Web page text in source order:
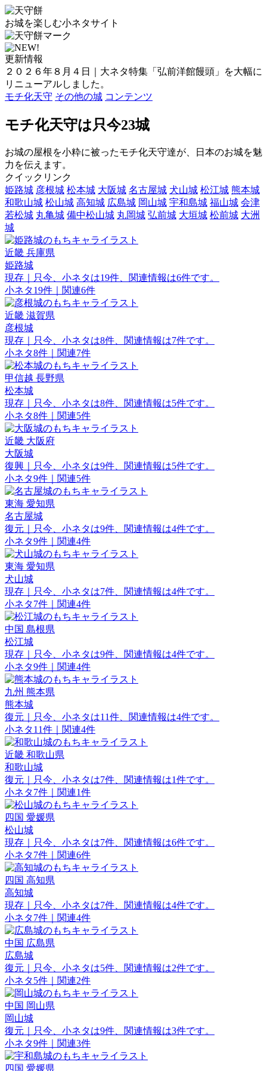
お城を楽しむ小ネタサイト
更新情報
２０２６年８月４日｜大ネタ特集「弘前洋館饅頭」を大幅に
リニューアルしました。
モチ化天守 その他の城 コンテンツ
モチ化天守は只今23城
お城の屋根を小粋に被ったモチ化天守達が、日本のお城を魅
力を伝えます。
クイックリンク
姫路城 彦根城 松本城 大阪城 名古屋城 犬山城 松江城 熊本城
和歌山城 松山城 高知城 広島城 岡山城 宇和島城 福山城 会津
若松城 丸亀城 備中松山城 丸岡城 弘前城 大垣城 松前城 大洲
城
近畿 兵庫県
姫路城
現存｜只今、小ネタは19件、関連情報は6件です。
小ネタ19件｜関連6件
近畿 滋賀県
彦根城
現存｜只今、小ネタは8件、関連情報は7件です。
小ネタ8件｜関連7件
甲信越 長野県
松本城
現存｜只今、小ネタは8件、関連情報は5件です。
小ネタ8件｜関連5件
近畿 大阪府
大阪城
復興｜只今、小ネタは9件、関連情報は5件です。
小ネタ9件｜関連5件
東海 愛知県
名古屋城
復元｜只今、小ネタは9件、関連情報は4件です。
小ネタ9件｜関連4件
東海 愛知県
犬山城
現存｜只今、小ネタは7件、関連情報は4件です。
小ネタ7件｜関連4件
中国 島根県
松江城
現存｜只今、小ネタは9件、関連情報は4件です。
小ネタ9件｜関連4件
九州 熊本県
熊本城
復元｜只今、小ネタは11件、関連情報は4件です。
小ネタ11件｜関連4件
近畿 和歌山県
和歌山城
復元｜只今、小ネタは7件、関連情報は1件です。
小ネタ7件｜関連1件
四国 愛媛県
松山城
現存｜只今、小ネタは7件、関連情報は6件です。
小ネタ7件｜関連6件
四国 高知県
高知城
現存｜只今、小ネタは7件、関連情報は4件です。
小ネタ7件｜関連4件
中国 広島県
広島城
復元｜只今、小ネタは5件、関連情報は2件です。
小ネタ5件｜関連2件
中国 岡山県
岡山城
復元｜只今、小ネタは9件、関連情報は3件です。
小ネタ9件｜関連3件
四国 愛媛県